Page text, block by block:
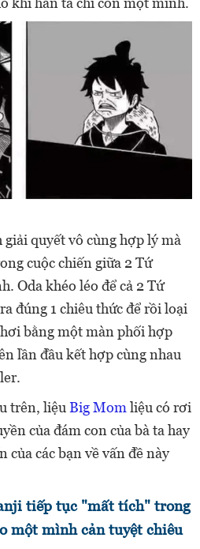
giải quyết vô cùng hợp lý mà
cuộc chiến giữa 2 Tứ
Oda khéo léo để cả 2 Tứ
đúng 1 chiêu thức để rồi loại
bằng một màn phối hợp
lần đầu kết hợp cùng nhau
trên, liệu Big Mom liệu có rơi
của đám con của bà ta hay
của các bạn về vấn đề này
tiếp tục "mất tích" trong
một mình cản tuyệt chiêu